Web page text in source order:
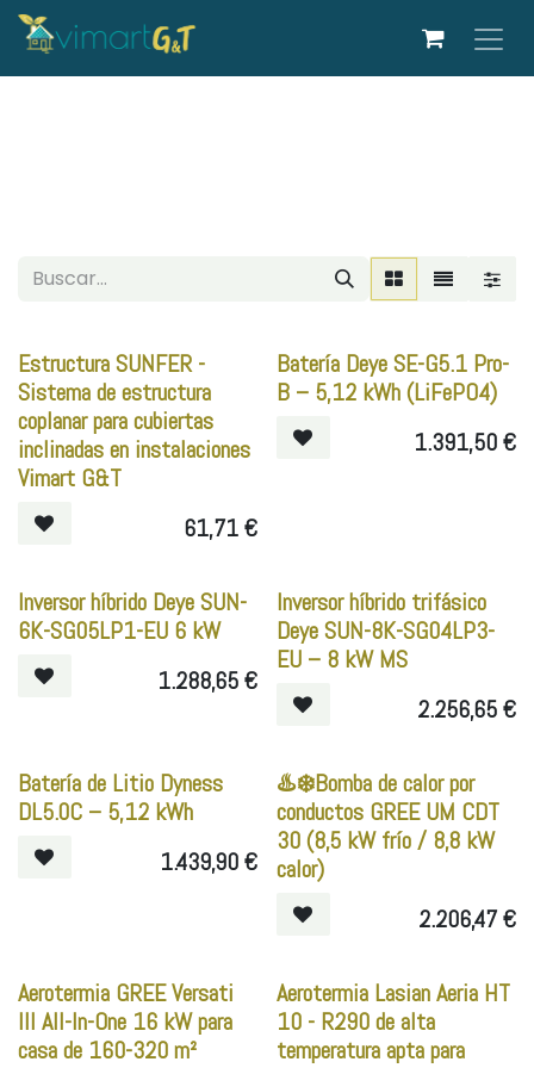
Ir al contenido
Estructura SUNFER -
Sistema de estructura
coplanar para cubiertas
inclinadas en instalaciones
Vimart G&T
61,71€
Batería Deye SE-G5.1 Pro-
B – 5,12 kWh (LiFePO4)
1.391,50€
Inversor híbrido Deye SUN-
6K-SG05LP1-EU 6 kW
1.288,65€
Inversor híbrido trifásico
Deye SUN-8K-SG04LP3-
EU – 8 kW MS
2.256,65€
Batería de Litio Dyness
DL5.0C – 5,12 kWh
1.439,90€
♨️❄️Bomba de calor por
conductos GREE UM CDT
30 (8,5 kW frío / 8,8 kW
calor)
2.206,47€
Aerotermia GREE Versati
III All-In-One 16 kW para
casa de 160-320 m²
Aerotermia Lasian Aeria HT
10 - R290 de alta
temperatura apta para